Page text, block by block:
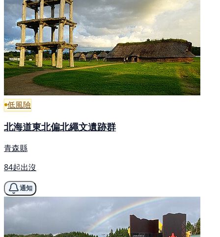
低風險
北海道東北偏北繩文遺跡群
青森縣
84起出沒
通知